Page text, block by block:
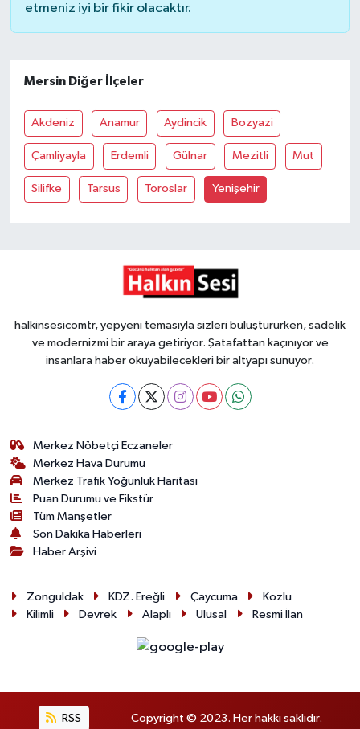
etmeniz iyi bir fikir olacaktır.
Mersin Diğer İlçeler
Akdeniz Anamur Aydincik Bozyazi
Çamliyayla Erdemli Gülnar Mezitli Mut
Silifke Tarsus Toroslar Yenişehir
halkinsesicomtr, yepyeni temasıyla sizleri buluştururken, sadelik
ve modernizmi bir araya getiriyor. Şatafattan kaçınıyor ve
insanlara haber okuyabilecekleri bir altyapı sunuyor.
Merkez Nöbetçi Eczaneler
Merkez Hava Durumu
Merkez Trafik Yoğunluk Haritası
Puan Durumu ve Fikstür
Tüm Manşetler
Son Dakika Haberleri
Haber Arşivi
Zonguldak KDZ. Ereğli Çaycuma
Kozlu
Kilimli
Devrek Alaplı Ulusal Resmi İlan
RSS Copyright © 2023. Her hakkı saklıdır.
Röportaj
SİYASET
Spor
Ulusal